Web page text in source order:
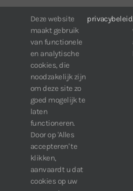
For IDIS customers:
24/7 availability, anytime,
Web:https://
TOP DOWNLOADS
Software IDIS
160.74 MB
Software IDIS
13.87 MB
Deze website
maakt gebruik
van functionele
en analytische
cookies, die
noodzakelijk zijn
om deze site zo
goed mogelijk te
laten
functioneren.
Door op 'Alles
accepteren' te
klikken,
aanvaardt u dat
cookies op uw
privacybeleid